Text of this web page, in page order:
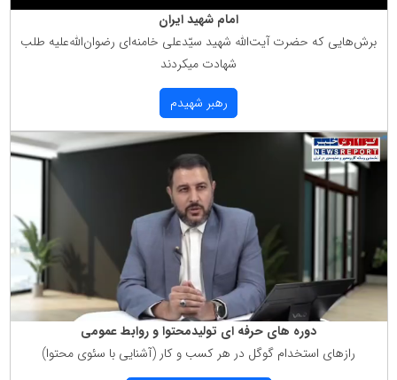
امام شهید ایران
برش‌هایی كه حضرت آیت‌الله شهید سیّدعلی خامنه‌ای رضوان‌الله‌علیه طلب
شهادت میكردند
رهبر شهیدم
دوره های حرفه ای تولیدمحتوا و روابط عمومی
رازهای استخدام گوگل در هر كسب و كار (آشنایی با سئوی محتوا)